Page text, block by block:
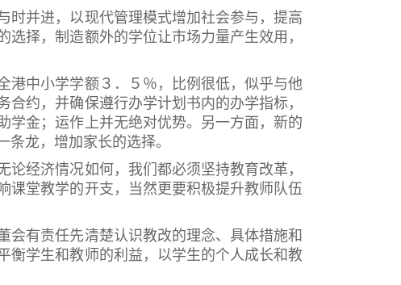
并进，以现代管理模式增加社会参与，提高
择，制造额外的学位让市场力量产生效用，
中小学学额３．５％，比例很低，似乎与他
约，并确保遵行办学计划书内的办学指标，
学金；运作上并无绝对优势。另一方面，新的
龙，增加家长的选择。
经济情况如何，我们都必须坚持教育改革，
课堂教学的开支，当然更要积极提升教师队伍
有责任先清楚认识教改的理念、具体措施和
衡学生和教师的利益，以学生的个人成长和教